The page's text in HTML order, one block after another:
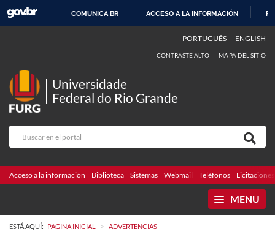
CONTENIDO
COMUNICA BR ACCESO A LA INFORMACIÓN
PORTUGUÊS ENGLISH
CONTRASTE ALTO MAPA DEL SITIO
Universidade
Federal do Rio Grande
Acceso a la información Biblioteca Sistemas Webmail Teléfonos Licitaciones
MENU
ESTÁ AQUÍ: PAGINA INICIAL > ADVERTENCIAS